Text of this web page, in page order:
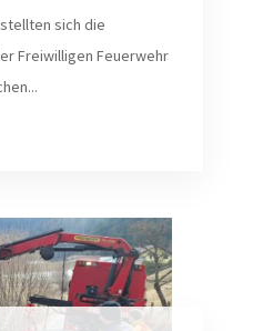
sich die
Freiwilligen Feuerwehr